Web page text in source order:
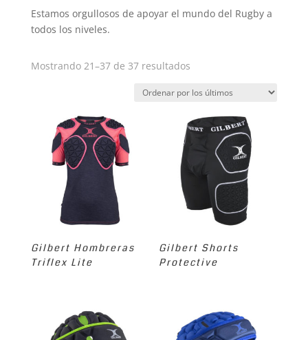
Estamos orgullosos de apoyar el mundo del Rugby a
todos los niveles.
Mostrando 21–37 de 37 resultadosOrdenado
los
Gilbert Hombreras
Triflex Lite
Gilbert Shorts
Protective